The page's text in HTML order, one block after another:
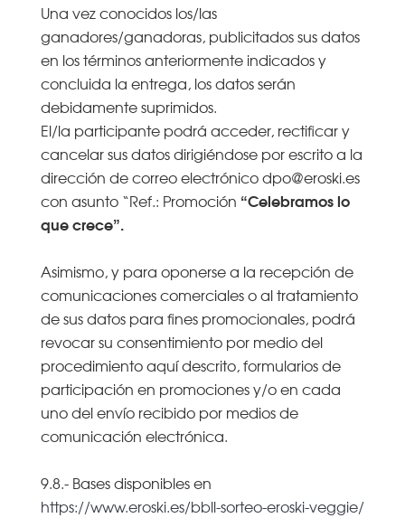
Una vez conocidos los/las
ganadores/ganadoras, publicitados sus datos
en los términos anteriormente indicados y
concluida la entrega, los datos serán
debidamente suprimidos.
El/la participante podrá acceder, rectificar y
cancelar sus datos dirigiéndose por escrito a la
dirección de correo electrónico dpo@eroski.es
con asunto “Ref.: Promoción “Celebramos lo
que crece”.
Asimismo, y para oponerse a la recepción de
comunicaciones comerciales o al tratamiento
de sus datos para fines promocionales, podrá
revocar su consentimiento por medio del
procedimiento aquí descrito, formularios de
participación en promociones y/o en cada
uno del envío recibido por medios de
comunicación electrónica.
9.8.- Bases disponibles en
https://www.eroski.es/bbll-sorteo-eroski-veggie/